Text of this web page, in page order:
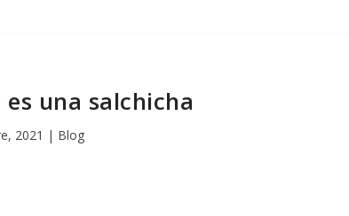
es una salchicha
2021 | Blog